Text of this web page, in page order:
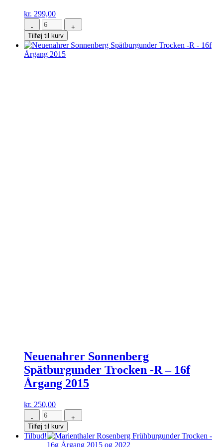
kr. 299,00
-
Johann
Geil
Frühburgunder
Geyersberg
+
Tilføj til kurv
Neuenahrer Sonnenberg
Spätburgunder Trocken -R – 16f
Årgang 2015
kr. 250,00
-
Neuenahrer
Sonnenberg
Spätburgunder
+
Tilføj til kurv
Tilbud!